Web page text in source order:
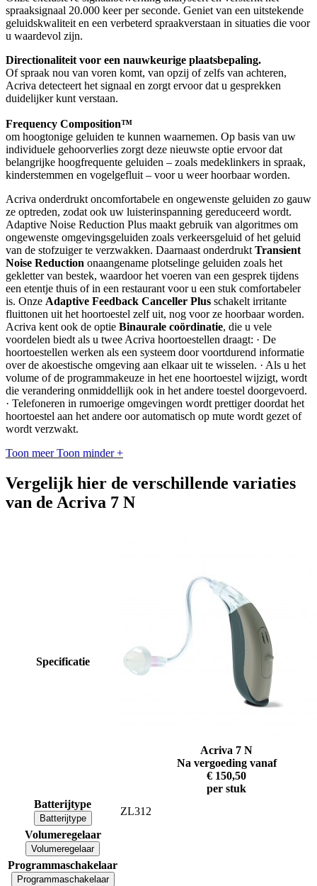
spraaksignaal 20.000 keer per seconde. Geniet van een uitstekende
geluidskwaliteit en een verbeterd spraakverstaan in situaties die voor
u waardevol zijn.
Directionaliteit voor een nauwkeurige plaatsbepaling.
Of spraak nou van voren komt, van opzij of zelfs van achteren,
Acriva detecteert het signaal en zorgt ervoor dat u gesprekken
duidelijker kunt verstaan.
Frequency Composition™
om hoogtonige geluiden te kunnen waarnemen. Op basis van uw
individuele gehoorverlies zorgt deze nieuwste optie ervoor dat
belangrijke hoogfrequente geluiden – zoals medeklinkers in spraak,
kinderstemmen en vogelgefluit – voor u weer hoorbaar worden.
Acriva onderdrukt oncomfortabele en ongewenste geluiden zo gauw
ze optreden, zodat ook uw luisterinspanning gereduceerd wordt.
Adaptive Noise Reduction Plus maakt gebruik van algoritmes om
ongewenste omgevingsgeluiden zoals verkeersgeluid of het geluid
van de stofzuiger te verzwakken. Daarnaast onderdruktTransient
Noise Reduction onaangename plotselinge geluiden zoals het
gekletter van bestek, waardoor het voeren van een gesprek tijdens
een etentje thuis of in een restaurant voor u een stuk comfortabeler
is. Onze Adaptive Feedback Canceller Plus schakelt irritante
fluittonen uit het hoortoestel zelf uit, nog voor ze hoorbaar worden.
Acriva kent ook de optie Binaurale coördinatie, die u vele
voordelen biedt als u twee Acriva hoortoestellen draagt: · De
hoortoestellen werken als een systeem door voortdurend informatie
over de akoestische omgeving aan elkaar uit te wisselen. · Als u het
volume of de programmakeuze in het ene hoortoestel wijzigt, wordt
die verandering onmiddellijk ook in het andere toestel doorgevoerd.
· Telefoneren in rumoerige omgevingen wordt prettiger doordat het
hoortoestel aan het andere oor automatisch op mute wordt gezet of
wordt verzwakt.
Toon meer Toon minder +
Vergelijk hier de verschillende variaties
van de Acriva 7 N
Specificatie
Acriva 7 N
Na vergoeding vanaf
€ 150,50
per stuk
Batterijtype
Batterijtype
ZL312
Volumeregelaar
Volumeregelaar
Programmaschakelaar
Programmaschakelaar